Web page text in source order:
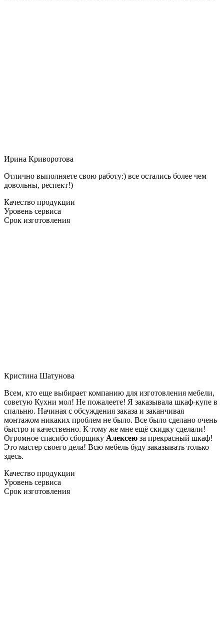
Ирина Криворотова
Отлично выполняете свою работу:) все остались более чем
довольны, респект!)
Качество продукции
Уровень сервиса
Срок изготовления
Кристина Шатунова
Всем, кто еще выбирает компанию для изготовления мебели,
советую Кухни мол! Не пожалеете! Я заказывала шкаф-купе в
спальню. Начиная с обсуждения заказа и заканчивая
монтажом никаких проблем не было. Все было сделано очень
быстро и качественно. К тому же мне ещё скидку сделали!
Огромное спасибо сборщику Алексею за прекрасный шкаф!
Это мастер своего дела! Всю мебель буду заказывать только
здесь.
Качество продукции
Уровень сервиса
Срок изготовления